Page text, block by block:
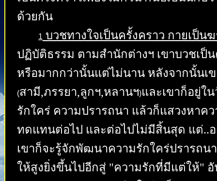
ด้วยกัน
1 บวชทางใจเป็นครั้งคราว กายเป็น
ปฏิบัติธรรม ตามสำนักต่างฯ เขาบวชเ
หรือมากกว่านั้นแต่ไม่นาน หลังจากนั้นเ
(สามี,ภรรยา,ลูกฯ,หลานฯ)และเขาก็อยู่ใ
รักใคร่ ความปรารถนา แล้วก็แสวงหาค
ทดแทนต่อไป และต่อไปไม่มีสิ้นสุด แต่..
เขาก็จะรู้จักพัฒนาความรักใคร่ปรารถ
ให้สูงยิ่งขึ้นไปอีกสู่ "ความรักที่มีแต่ให้"